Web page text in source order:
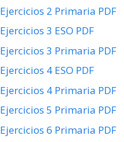
Ejercicios 2 Primaria PDF
Ejercicios 3 ESO PDF
Ejercicios 3 Primaria PDF
Ejercicios 4 ESO PDF
Ejercicios 4 Primaria PDF
Ejercicios 5 Primaria PDF
Ejercicios 6 Primaria PDF